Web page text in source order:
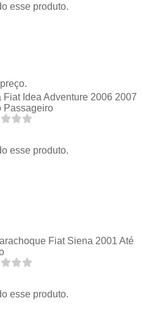
esse produto.
Fiat Idea Adventure 2006 2007
Passageiro
esse produto.
Fiat Siena 2001 Até
esse produto.